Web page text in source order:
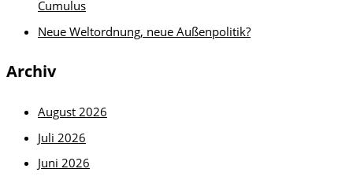
Cumulus
Neue Weltordnung, neue Außenpolitik?
Archiv
August 2026
Juli 2026
Juni 2026